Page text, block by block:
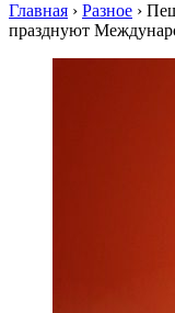
Главная › Разное ›
празднуют